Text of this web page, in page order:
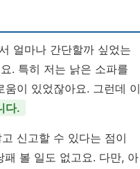
얼마나 간단할까 싶었는
. 특히 저는 낡은 소파를
이 있었잖아요. 그런데 이
다.
신고할 수 있다는 점이
볼 일도 없고요. 다만, 아